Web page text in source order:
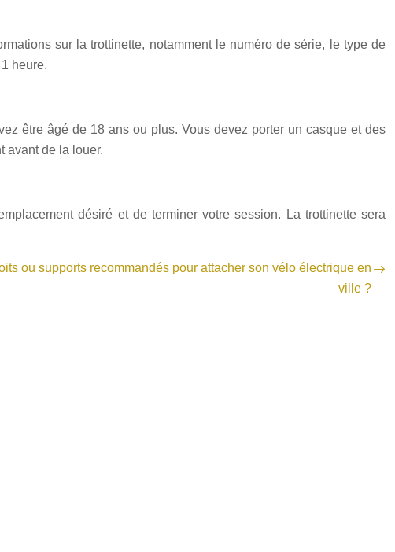
sur la trottinette, notamment le numéro de série, le type de
heure.
être âgé de 18 ans ou plus. Vous devez porter un casque et des
avant de la louer.
désiré et de terminer votre session. La trottinette sera
ou supports recommandés pour attacher son vélo électrique en
ville ?